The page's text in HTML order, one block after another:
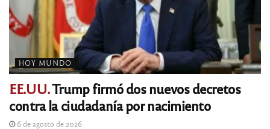
HOY MUNDO
EE.UU.Trump firmó dos nuevos decretos
contra la ciudadanía por nacimiento
6 de agosto de 2026